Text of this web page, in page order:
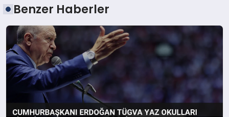
Benzer Haberler